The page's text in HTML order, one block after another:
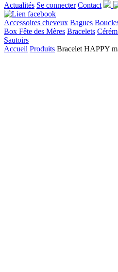
Actualités Se connecter Contact
Accessoires cheveux Bagues
Box Fête des Mères Bracelets
Sautoirs
Accueil Produits Bracelet HAPPY